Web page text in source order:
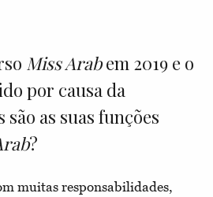
Miss Arabem 2019 e o
por causa da
as suas funções
?
muitas responsabilidades,